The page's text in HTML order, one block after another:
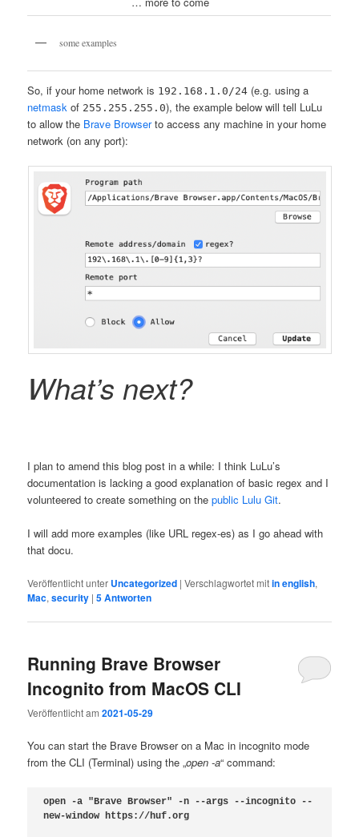
some examples
So, if your home network is 192.168.1.0/24 (e.g. using a
netmask of 255.255.255.0), the example below will tell LuLu
to allow the Brave Browserto access any machine in your home
network (on any port):
What’s next?
I plan to amend this blog post in a while: I think LuLu’s
documentation is lacking a good explanation of basic regex and I
volunteered to create something on thepublic Lulu Git.
I will add more examples (like URL regex-es) as I go ahead with
that docu.
Veröffentlicht unter Uncategorized |Verschlagwortet mitin english,
Mac,security |5Antworten
Running Brave Browser
Incognito from MacOS CLI
Veröffentlicht am2021-05-29
You can start the Brave Browser on a Mac in incognito mode
from the CLI (Terminal) using the „open -a“ command:
open -a "Brave Browser" -n --args --incognito --
new-window https://huf.org